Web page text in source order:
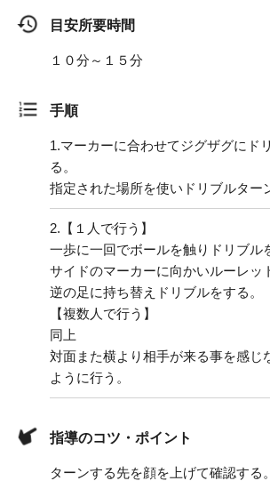
目安所要時間
１０分～１５分
手順
1.マーカーに合わせてジグザグにド
る。
指定された場所を使いドリブルター
2. 【１人で行う】
一歩に一回でボールを触りドリブル
サイドのマーカーに向かいルーレッ
逆の足に持ち替えドリブルをする。
【複数人で行う】
同上
対面また横より相手が来る事を感じ
ように行う。
指導のコツ・ポイント
ターンする先を顔を上げて確認する。